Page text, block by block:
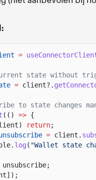
=
state without
= client?.
to state changes
(() => {
return;
= client.
log ( "Wallet state
unsubscribe;